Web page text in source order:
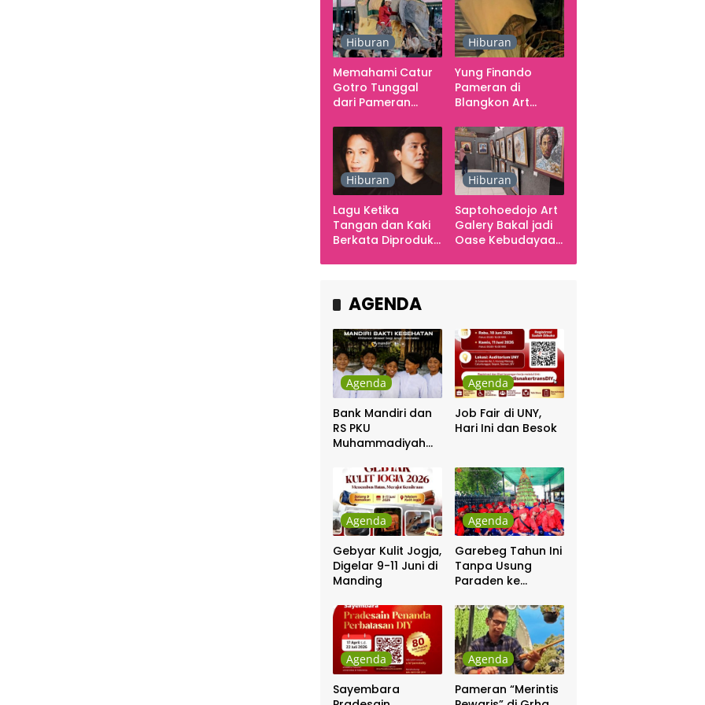
Hiburan
Memahami Catur
Gotro Tunggal
dari Pameran
Smarabawana
Hiburan
Yung Finando
Pameran di
Blangkon Art
Ingatan dan Emosi
Hiburan
Lagu Ketika
Tangan dan Kaki
Berkata Diproduksi
Hiburan
Saptohoedojo Art
Galery Bakal jadi
Oase Kebudayaan
AGENDA
Agenda
Bank Mandiri dan
RS PKU
Muhammadiyah
Gratis
Agenda
Job Fair di UNY,
Hari Ini dan Besok
Agenda
Gebyar Kulit Jogja,
Digelar 9-11 Juni di
Manding
Agenda
Garebeg Tahun Ini
Tanpa Usung
Paraden ke
Pakualaman
Agenda
Sayembara
Agenda
Pameran “Merintis